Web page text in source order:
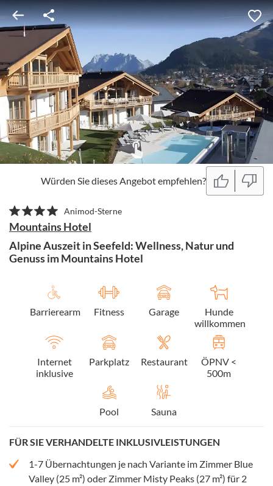
Würden Sie dieses Angebot empfehlen?
Animod-Sterne
Mountains Hotel
Alpine Auszeit in Seefeld: Wellness, Natur und
Genuss im Mountains Hotel
Barrierearm Fitness Garage
Hunde
willkommen
Internet
inklusive
Parkplatz Restaurant
ÖPNV <
500m
Pool Sauna
FÜR SIE VERHANDELTE INKLUSIVLEISTUNGEN
1-7 Übernachtungen je nach Variante im Zimmer Blue
Valley (25 m²) oder Zimmer Misty Peaks (27 m²) für 2